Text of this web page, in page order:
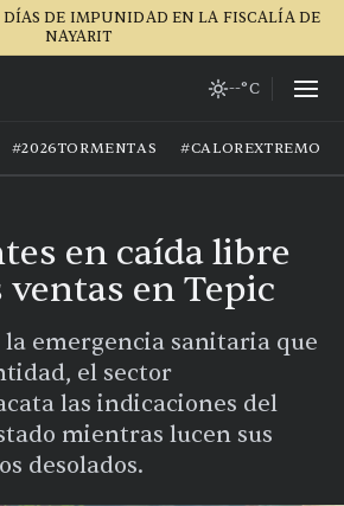
DÍAS DE IMPUNIDAD EN LA FISCALÍA DE
NAYARIT
--°C
#2026TORMENTAS #CALOREXTREMO
en caída libre
ventas en Tepic
la emergencia sanitaria que
el sector
las indicaciones del
mientras lucen sus
desolados.